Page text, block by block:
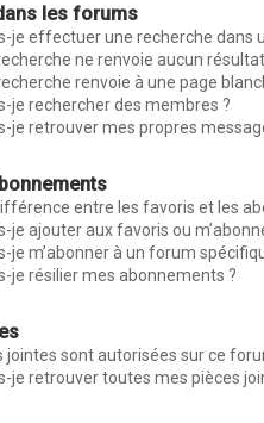
les forums
je effectuer une recherche dans
ne renvoie aucun
renvoie à une page
je rechercher des membres ?
je retrouver mes propres
entre les favoris et les
je ajouter aux favoris ou
je m’abonner à un forum
je résilier mes abonnements ?
jointes sont autorisées sur ce
je retrouver toutes mes pièces